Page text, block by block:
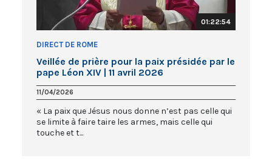
01:22:54
DIRECT DE ROME
Veillée de prière pour la paix présidée par le
pape Léon XIV | 11 avril 2026
11/04/2026
« La paix que Jésus nous donne n’est pas celle qui
se limite à faire taire les armes, mais celle qui
touche et t...